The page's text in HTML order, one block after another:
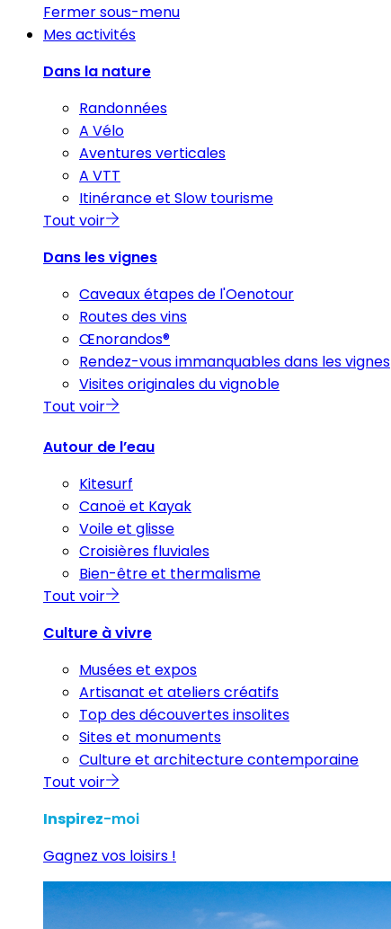
Fermer sous-menu
Mes activités
Dans la nature
Randonnées
A Vélo
Aventures verticales
A VTT
Itinérance et Slow tourisme
Tout voir
Dans les vignes
Caveaux étapes de l'Oenotour
Routes des vins
Œnorandos®
Rendez-vous immanquables dans les vignes
Visites originales du vignoble
Tout voir
Autour de l’eau
Kitesurf
Canoë et Kayak
Voile et glisse
Croisières fluviales
Bien-être et thermalisme
Tout voir
Culture à vivre
Musées et expos
Artisanat et ateliers créatifs
Top des découvertes insolites
Sites et monuments
Culture et architecture contemporaine
Tout voir
Inspirez-moi
Gagnez vos loisirs !